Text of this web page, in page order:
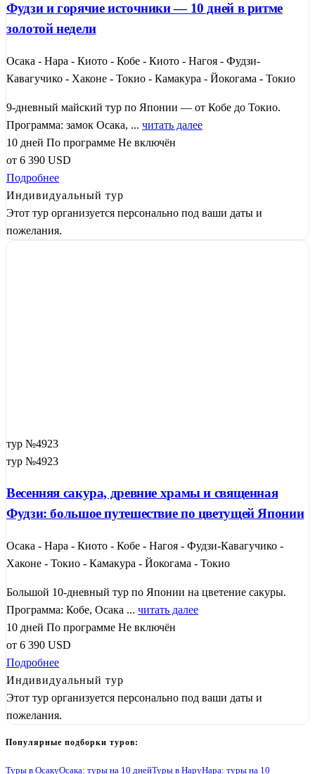
Фудзи и горячие источники — 10 дней в ритме
золотой недели
Осака - Нара - Киото - Кобе - Киото - Нагоя - Фудзи-
Кавагучико - Хаконе - Токио - Камакура - Йокогама - Токио
9-дневный майский тур по Японии — от Кобе до Токио.
Программа: замок Осака, ... читать далее
10 дней По программе Не включён
от 6 390 USD
Подробнее
Индивидуальный тур
Этот тур организуется персонально под ваши даты и
пожелания.
тур №4923
тур №4923
Весенняя сакура, древние храмы и священная
Фудзи: большое путешествие по цветущей Японии
Осака - Нара - Киото - Кобе - Нагоя - Фудзи-Кавагучико -
Хаконе - Токио - Камакура - Йокогама - Токио
Большой 10-дневный тур по Японии на цветение сакуры.
Программа: Кобе, Осака ... читать далее
10 дней По программе Не включён
от 6 390 USD
Подробнее
Индивидуальный тур
Этот тур организуется персонально под ваши даты и
пожелания.
Популярные подборки туров:
Туры в ОсакуОсака: туры на 10 днейТуры в НаруНара: туры на 10